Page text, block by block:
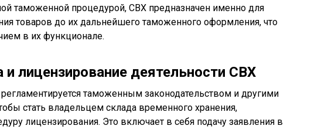
таможенной процедурой, СВХ предназначен именно для
товаров до их дальнейшего таможенного оформления, что
в их функционале.
и лицензирование деятельности СВХ
таможенным законодательством и другими
стать владельцем склада временного хранения,
лицензирования. Это включает в себя подачу заявления в